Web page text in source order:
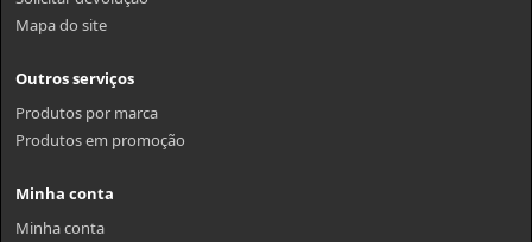
Mapa do site
Outros serviços
Produtos por marca
Produtos em promoção
Minha conta
Minha conta